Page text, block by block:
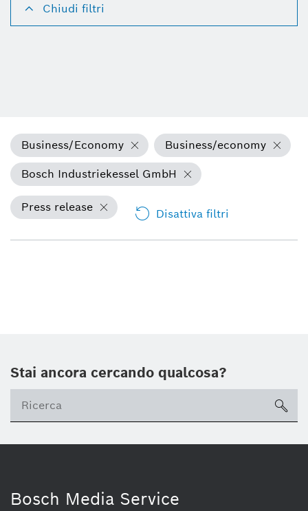
Chiudi filtri
Business/Economy
Business/economy
Bosch Industriekessel GmbH
Press release Disattiva filtri
Stai ancora cercando qualcosa?
Bosch Media Service